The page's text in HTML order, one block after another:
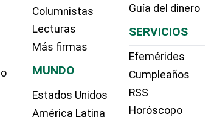
Columnistas
Lecturas
Más firmas
MUNDO
Estados Unidos
América Latina
Guía del dinero
SERVICIOS
Efemérides
Cumpleaños
RSS
Horóscopo